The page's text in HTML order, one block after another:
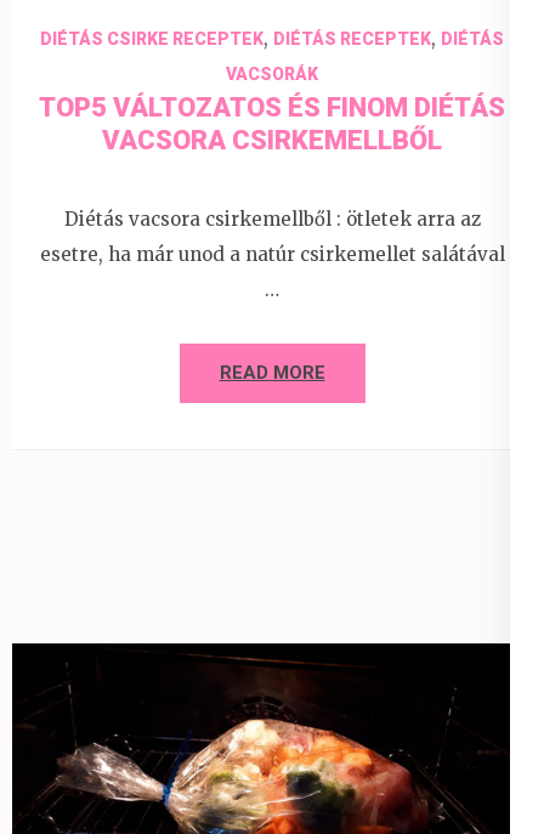
DIÉTÁS CSIRKE RECEPTEK, DIÉTÁS RECEPTEK, DIÉTÁS
VACSORÁK
TOP5 VÁLTOZATOS ÉS FINOM DIÉTÁS
VACSORA CSIRKEMELLBŐL
Diétás vacsora csirkemellből : ötletek arra az
esetre, ha már unod a natúr csirkemellet salátával
…
READ MORE